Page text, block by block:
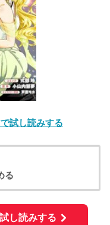
試し読みする
る
し読みする